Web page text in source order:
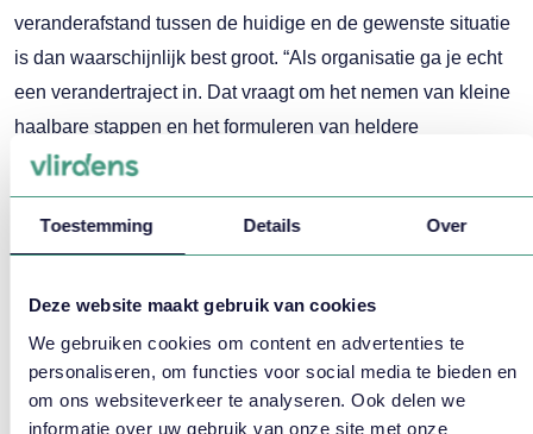
Toestemming Details Over
Deze website maakt gebruik van cookies
We gebruiken cookies om content en advertenties te
personaliseren, om functies voor social media te bieden en
om ons websiteverkeer te analyseren. Ook delen we
informatie over uw gebruik van onze site met onze
veranderafstand tussen de huidige en de gewenste situatie
is dan waarschijnlijk best groot. “Als organisatie ga je echt
een verandertraject in. Dat vraagt om het nemen van kleine
haalbare stappen en het formuleren van heldere
tussenresultaten.”
Wederzijds begripbij diversiteit van
medewerkers
Een van de belangrijkste stappen is om met elkaar in
gesprek te gaan. Catja: “Het start met inventariseren bij je
medewerkers wat hun wensen zijn, door ze gerichte vragen
te stellen: Wanneer werk jij het liefst? Wat is voor jou